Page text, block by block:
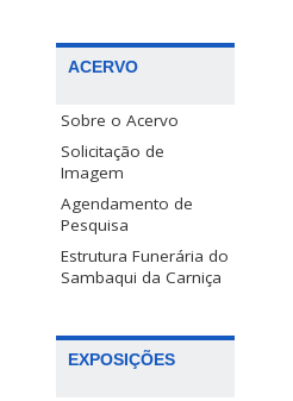
ACERVO
Sobre o Acervo
Solicitação de
Imagem
Agendamento de
Pesquisa
Estrutura Funerária do
Sambaqui da Carniça
EXPOSIÇÕES